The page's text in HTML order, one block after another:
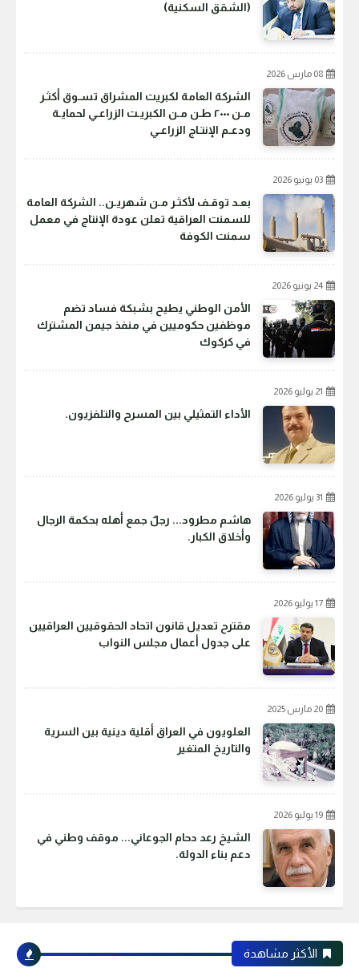
(الشقق السكنية)
08 مارس 2026
الشركة العامة لكبريت المشراق تسـوق أكثـر
مـن ٢٠٠٠ طـن مـن الكبريـت الزراعـي لحمايـة
ودعـم الإنتـاج الزراعـي
03 يونيو 2026
بعـد توقـف لأكثـر مـن شهريـن.. الشركة العامة
للسمنت العراقية تعلن عودة الإنتاج في معمل
سمنت الكوفة
24 يونيو 2026
الأمن الوطني يطيح بشبكة فساد تضم
موظفين حكوميين في منفذ جيمن المشترك
في كركوك
21 يوليو 2026
الأداء التمثيلي بين المسرح والتلفزيون.
31 يوليو 2026
هاشم مطرود... رجلٌ جمع أهله بحكمة الرجال
وأخلاق الكبار.
17 يوليو 2026
مقترح تعديل قانون اتحاد الحقوقيين العراقيين
على جدول أعمال مجلس النواب
20 مارس 2025
العلويون في العراق أقلية دينية بين السرية
والتاريخ المتغير
19 يوليو 2026
الشيخ رعد دحام الجوعاني... موقف وطني في
دعم بناء الدولة.
الأكثر مشاهدة